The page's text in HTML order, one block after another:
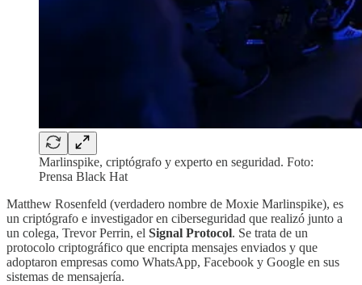
Marlinspike, criptógrafo y experto en seguridad. Foto:
Prensa Black Hat
Matthew Rosenfeld (verdadero nombre de Moxie Marlinspike), es
un criptógrafo e investigador en ciberseguridad que realizó junto a
un colega, Trevor Perrin, el Signal Protocol. Se trata de un
protocolo criptográfico que encripta mensajes enviados y que
adoptaron empresas como WhatsApp, Facebook y Google en sus
sistemas de mensajería.